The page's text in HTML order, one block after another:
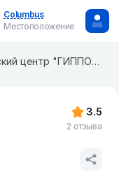
Columbus
Местоположение
Диагностический центр "ГИППОКРАТ"
3.5
2 отзыва